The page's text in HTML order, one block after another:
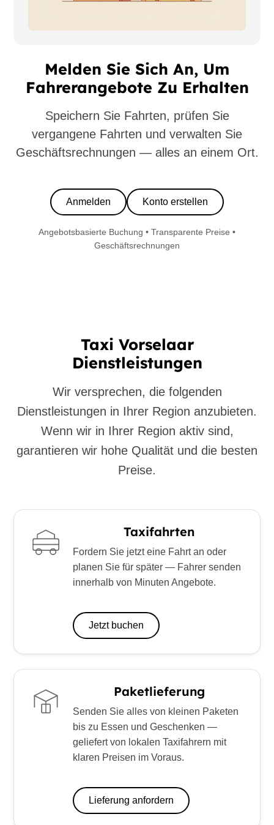
Melden Sie Sich An, Um
Fahrerangebote Zu Erhalten
Speichern Sie Fahrten, prüfen Sie
vergangene Fahrten und verwalten Sie
Geschäftsrechnungen — alles an einem Ort.
Anmelden Konto erstellen
Angebotsbasierte Buchung • Transparente Preise •
Geschäftsrechnungen
Taxi Vorselaar
Dienstleistungen
Wir versprechen, die folgenden
Dienstleistungen in Ihrer Region anzubieten.
Wenn wir in Ihrer Region aktiv sind,
garantieren wir hohe Qualität und die besten
Preise.
Taxifahrten
Fordern Sie jetzt eine Fahrt an oder
planen Sie für später — Fahrer senden
innerhalb von Minuten Angebote.
Jetzt buchen
Paketlieferung
Senden Sie alles von kleinen Paketen
bis zu Essen und Geschenken —
geliefert von lokalen Taxifahrern mit
klaren Preisen im Voraus.
Lieferung anfordern